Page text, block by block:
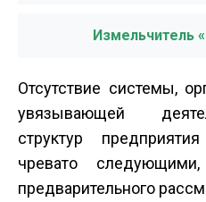
Измельчитель
Отсутствие системы,
увязывающей
структур
чревато
предварительного